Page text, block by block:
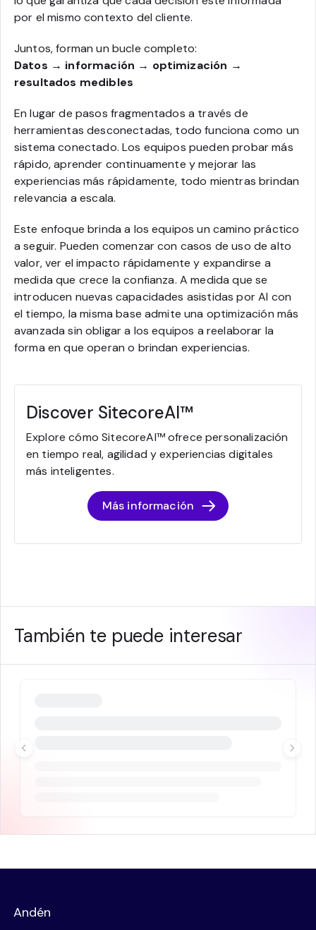
por el mismo contexto del cliente.
Juntos, forman un bucle completo:
Datos → información → optimización →
resultados medibles
En lugar de pasos fragmentados a través de
herramientas desconectadas, todo funciona como un
sistema conectado. Los equipos pueden probar más
rápido, aprender continuamente y mejorar las
experiencias más rápidamente, todo mientras brindan
relevancia a escala.
Este enfoque brinda a los equipos un camino práctico
a seguir. Pueden comenzar con casos de uso de alto
valor, ver el impacto rápidamente y expandirse a
medida que crece la confianza. A medida que se
introducen nuevas capacidades asistidas por AI con
el tiempo, la misma base admite una optimización más
avanzada sin obligar a los equipos a reelaborar la
forma en que operan o brindan experiencias.
Discover SitecoreAI™
Explore cómo SitecoreAI™ ofrece personalización
en tiempo real, agilidad y experiencias digitales
más inteligentes.
Más información
También te puede interesar
Andén